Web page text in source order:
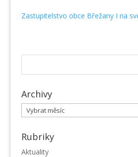
Zastupitelstvo obce Břežany I na
Archivy
Archivy
Rubriky
Aktuality